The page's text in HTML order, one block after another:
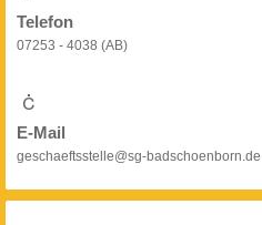
Telefon
07253 - 4038 (AB)
E-Mail
geschaeftsstelle@sg-badschoenborn.de